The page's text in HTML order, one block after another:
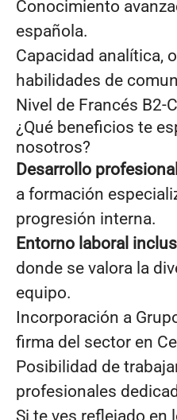
Conocimiento
española.
Capacidad analítica,
habilidades de
Nivel de Francés B2-
¿Qué beneficios te
nosotros?
Desarrollo
a formación
progresión interna.
Entorno laboral
donde se valora la
equipo.
Incorporación a
firma del sector en
Posibilidad de
profesionales
Si te ves reflejado en